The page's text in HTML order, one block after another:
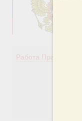
Работа